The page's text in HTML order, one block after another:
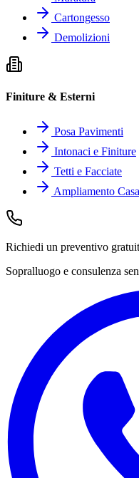
Cartongesso
Demolizioni
Finiture & Esterni
Posa Pavimenti
Intonaci e Finiture
Tetti e Facciate
Ampliamento Casa
Richiedi un preventivo
Sopralluogo e consulenza